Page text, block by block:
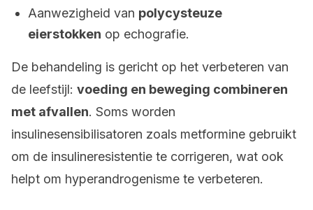
Aanwezigheid van polycysteuze
eierstokken op echografie.
De behandeling is gericht op het verbeteren van
de leefstijl: voeding en beweging combineren
met afvallen. Soms worden
insulinesensibilisatoren zoals metformine gebruikt
om de insulineresistentie te corrigeren, wat ook
helpt om hyperandrogenisme te verbeteren.